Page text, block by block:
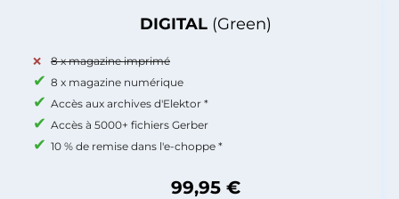
DIGITAL (Green)
8 x magazine imprimé
8 x magazine numérique
Accès aux archives d'Elektor *
Accès à 5000+ fichiers Gerber
10 % de remise dans l'e-choppe *
99,95 €